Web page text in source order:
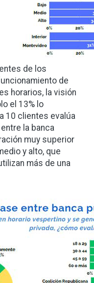
de los
de
horarios, la visión
el 13% lo
10 clientes evalúa
la banca
muy superior
y alto, que
más de una